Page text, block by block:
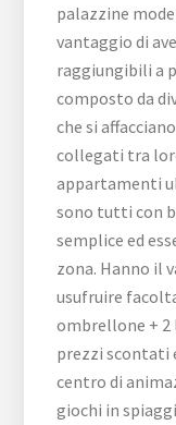
palazzine
vantaggio di
raggiungibili a
composto da
che si
collegati tra
appartamenti
sono tutti con
semplice ed
zona. Hanno il
usufruire
ombrellone +
prezzi scontati
centro di
giochi in